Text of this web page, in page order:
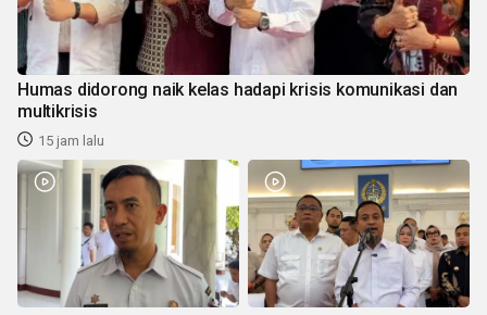
Humas didorong naik kelas hadapi krisis komunikasi dan
multikrisis
15 jam lalu